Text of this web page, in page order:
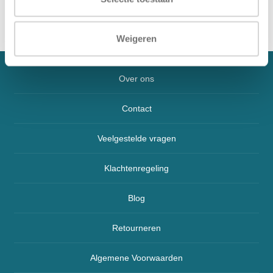
Weigeren
Over ons
Contact
Veelgestelde vragen
Klachtenregeling
Blog
Retourneren
Algemene Voorwaarden